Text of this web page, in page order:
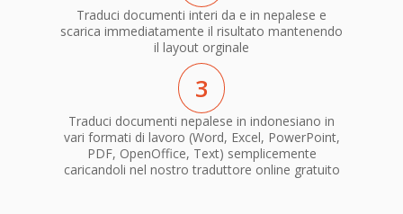
Traduci documenti interi da e in nepalese e
scarica immediatamente il risultato mantenendo
il layout orginale
3
Traduci documenti nepalese in indonesiano in
vari formati di lavoro (Word, Excel, PowerPoint,
PDF, OpenOffice, Text) semplicemente
caricandoli nel nostro traduttore online gratuito